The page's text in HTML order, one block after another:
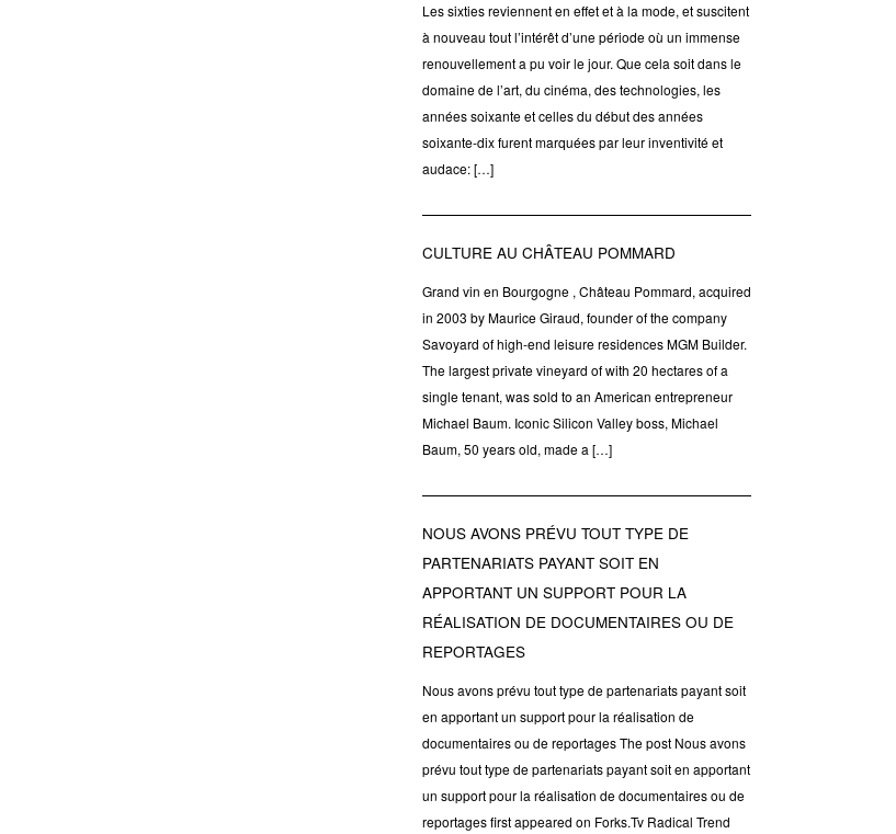
Les sixties reviennent en effet et à la mode, et suscitent
à nouveau tout l’intérêt d’une période où un immense
renouvellement a pu voir le jour. Que cela soit dans le
domaine de l’art, du cinéma, des technologies, les
années soixante et celles du début des années
soixante-dix furent marquées par leur inventivité et
audace: […]
CULTURE AU CHÂTEAU POMMARD
Grand vin en Bourgogne , Château Pommard, acquired
in 2003 by Maurice Giraud, founder of the company
Savoyard of high-end leisure residences MGM Builder.
The largest private vineyard of with 20 hectares of a
single tenant, was sold to an American entrepreneur
Michael Baum. Iconic Silicon Valley boss, Michael
Baum, 50 years old, made a […]
NOUS AVONS PRÉVU TOUT TYPE DE
PARTENARIATS PAYANT SOIT EN
APPORTANT UN SUPPORT POUR LA
RÉALISATION DE DOCUMENTAIRES OU DE
REPORTAGES
Nous avons prévu tout type de partenariats payant soit
en apportant un support pour la réalisation de
documentaires ou de reportages The post Nous avons
prévu tout type de partenariats payant soit en apportant
un support pour la réalisation de documentaires ou de
reportages first appeared on Forks.Tv Radical Trend